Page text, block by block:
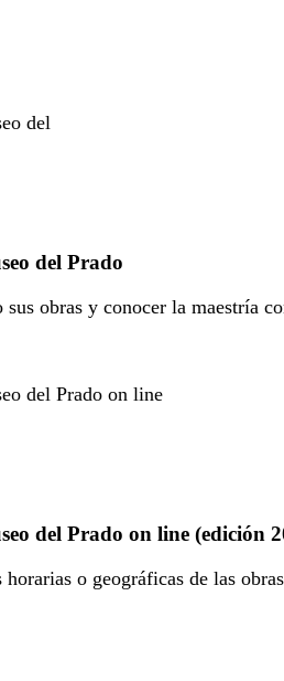
del Prado
obras y conocer la maestría
del Prado on line (edición
o geográficas de las obras